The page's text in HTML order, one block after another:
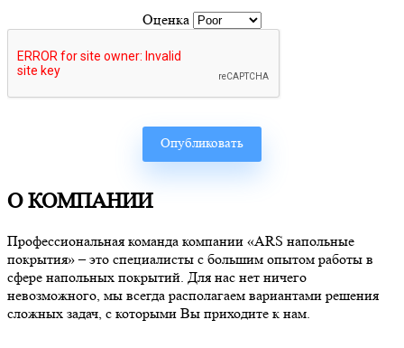
Оценка
О КОМПАНИИ
Профессиональная команда компании «ARS напольные
покрытия» – это специалисты с большим опытом работы в
сфере напольных покрытий. Для нас нет ничего
невозможного, мы всегда располагаем вариантами решения
сложных задач, с которыми Вы приходите к нам.